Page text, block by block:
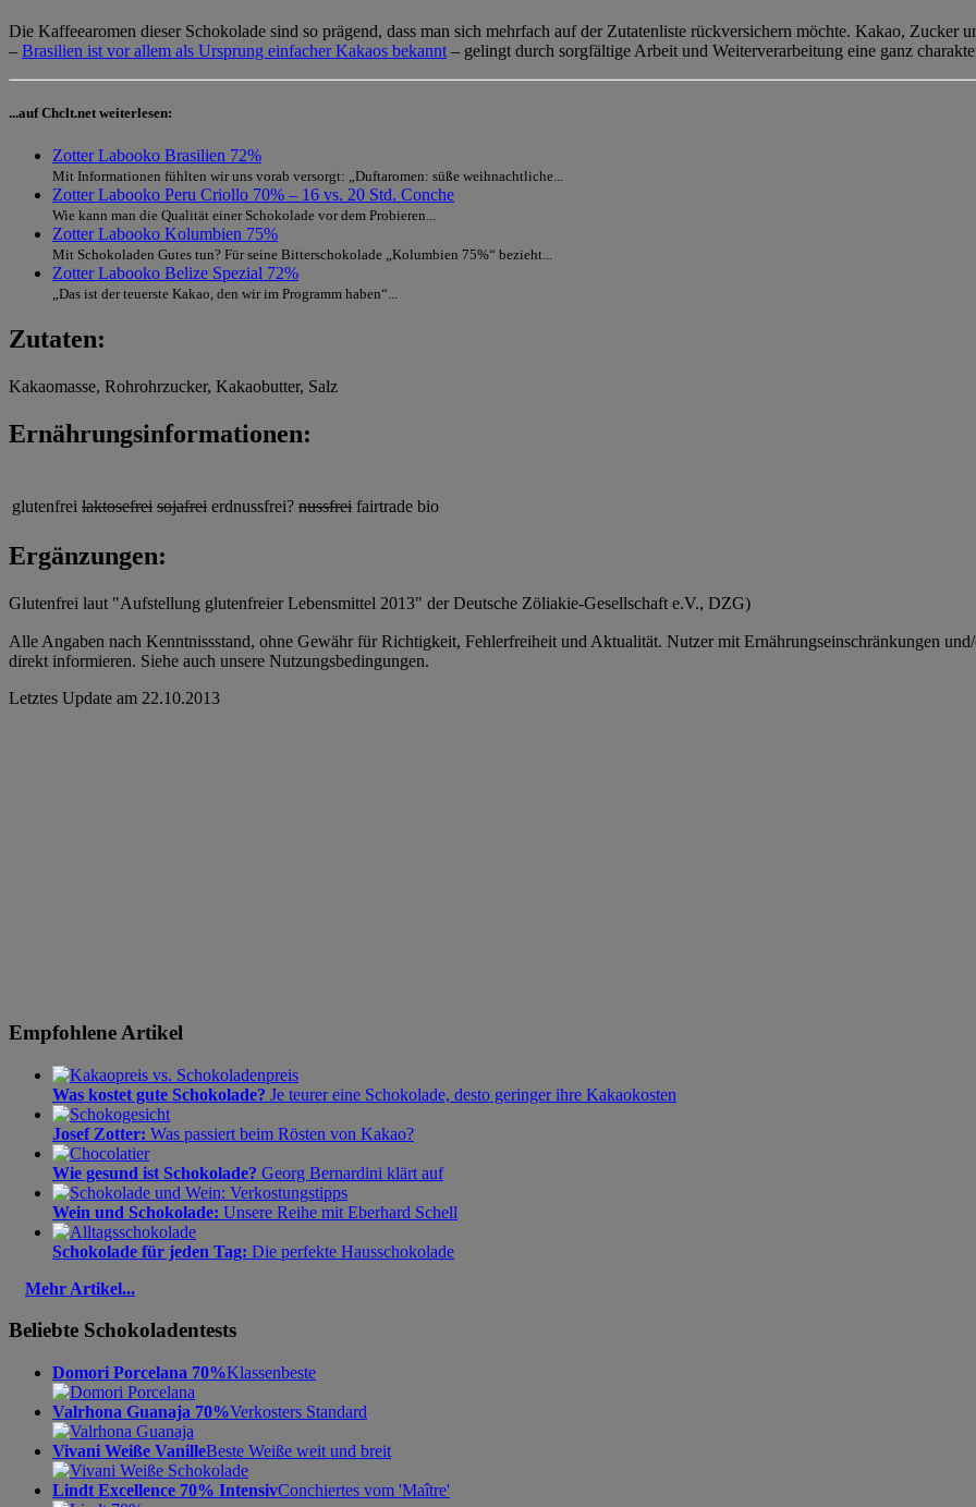
Die Kaffeearomen dieser Schokolade sind so prägend, dass man sich mehrfach auf der Zutatenliste rückversichern möchte. Kakao, Zucker
– Brasilien ist vor allem als Ursprung einfacher Kakaos bekannt – gelingt durch sorgfältige Arbeit und Weiterverarbeitung eine ganz
...auf Chclt.net weiterlesen:
Zotter Labooko Brasilien 72%
Mit Informationen fühlten wir uns vorab versorgt: „Duftaromen: süße weihnachtliche...
Zotter Labooko Peru Criollo 70% – 16 vs. 20 Std. Conche
Wie kann man die Qualität einer Schokolade vor dem Probieren...
Zotter Labooko Kolumbien 75%
Mit Schokoladen Gutes tun? Für seine Bitterschokolade „Kolumbien 75%“ bezieht...
Zotter Labooko Belize Spezial 72%
„Das ist der teuerste Kakao, den wir im Programm haben“...
Zutaten:
Kakaomasse, Rohrohrzucker, Kakaobutter, Salz
Ernährungsinformationen:
glutenfrei laktosefrei sojafrei erdnussfrei? nussfrei fairtrade bio
Ergänzungen:
Glutenfrei laut "Aufstellung glutenfreier Lebensmittel 2013" der Deutsche Zöliakie-Gesellschaft e.V., DZG)
Alle Angaben nach Kenntnissstand, ohne Gewähr für Richtigkeit, Fehlerfreiheit und Aktualität. Nutzer mit Ernährungseinschränkungen
direkt informieren. Siehe auch unsere Nutzungsbedingungen.
Letztes Update am 22.10.2013
Empfohlene Artikel
Was kostet gute Schokolade? Je teurer eine Schokolade, desto geringer ihre Kakaokosten
Josef Zotter: Was passiert beim Rösten von Kakao?
Wie gesund ist Schokolade? Georg Bernardini klärt auf
Wein und Schokolade: Unsere Reihe mit Eberhard Schell
Schokolade für jeden Tag: Die perfekte Hausschokolade
Mehr Artikel...
Beliebte Schokoladentests
Domori Porcelana 70%Klassenbeste
Valrhona Guanaja 70%Verkosters Standard
Vivani Weiße VanilleBeste Weiße weit und breit
Lindt Excellence 70% IntensivConchiertes vom 'Maître'